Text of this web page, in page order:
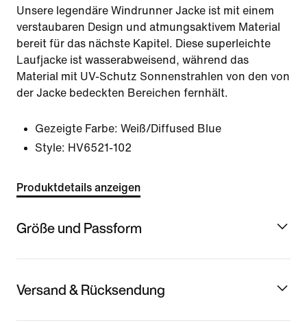
Unsere legendäre Windrunner Jacke ist mit einem
verstaubaren Design und atmungsaktivem Material
bereit für das nächste Kapitel. Diese superleichte
Laufjacke ist wasserabweisend, während das
Material mit UV-Schutz Sonnenstrahlen von den von
der Jacke bedeckten Bereichen fernhält.
Gezeigte Farbe: Weiß/Diffused Blue
Style: HV6521-102
Produktdetails anzeigen
Größe und Passform
Versand & Rücksendung